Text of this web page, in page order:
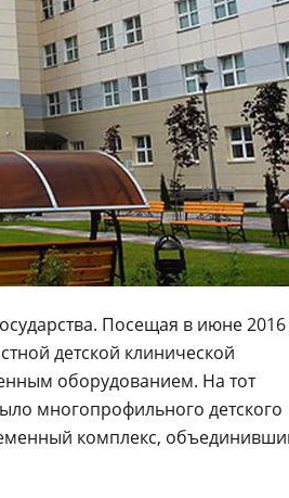
Посещая в июне 2016
детской клинической
оборудованием. На тот
многопрофильного детского
комплекс,